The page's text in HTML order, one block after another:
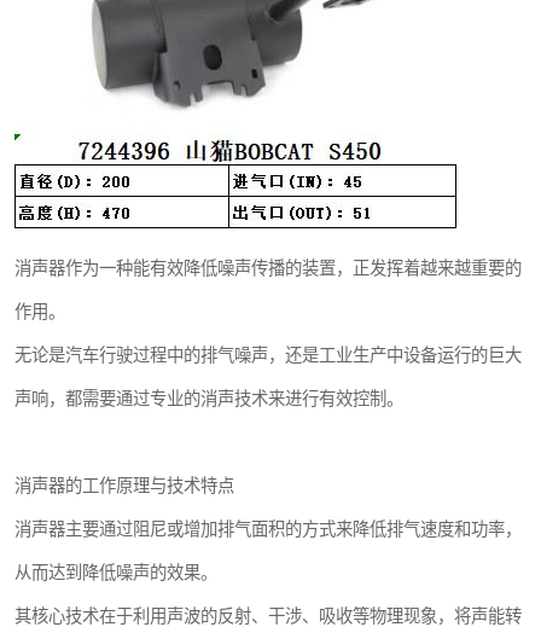
消声器作为一种能有效降低噪声传播的装置，正发挥着越来越重要的
作用。
无论是汽车行驶过程中的排气噪声，还是工业生产中设备运行的巨大
声响，都需要通过专业的消声技术来进行有效控制。
消声器的工作原理与技术特点
消声器主要通过阻尼或增加排气面积的方式来降低排气速度和功率，
从而达到降低噪声的效果。
其核心技术在于利用声波的反射、干涉、吸收等物理现象，将声能转